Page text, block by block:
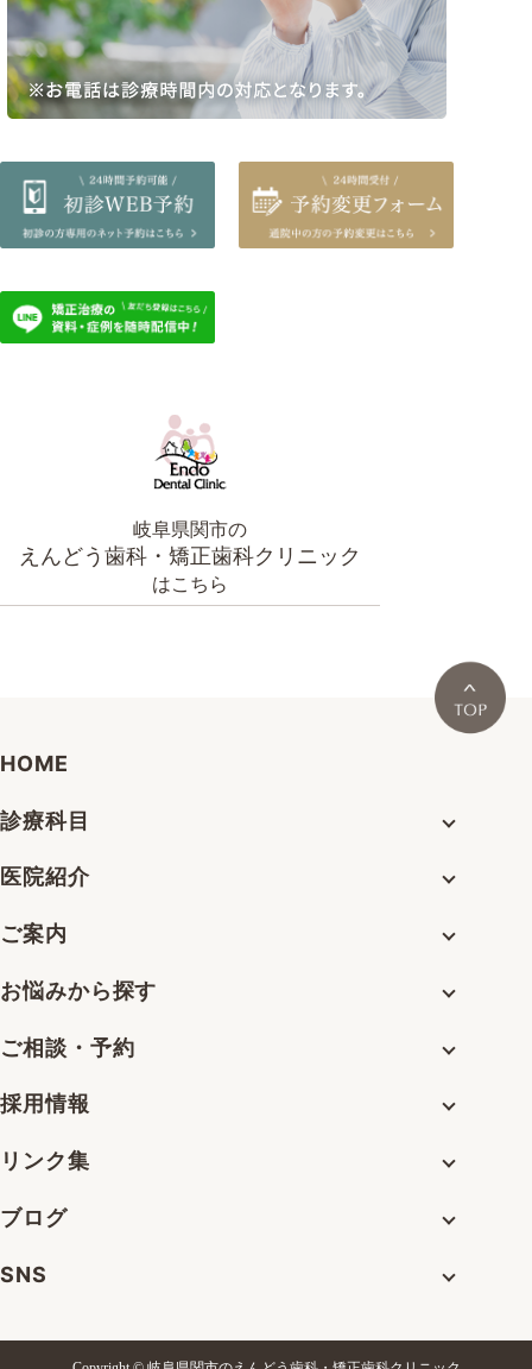
岐阜県関市の
えんどう歯科・矯正歯科クリニック
はこちら
HOME
診療科目
医院紹介
ご案内
お悩みから探す
ご相談・予約
採用情報
リンク集
ブログ
SNS